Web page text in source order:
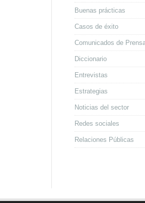
Buenas prácticas
Casos de éxito
Comunicados de
Diccionario
Entrevistas
Estrategias
Noticias del sector
Redes sociales
Relaciones Públicas